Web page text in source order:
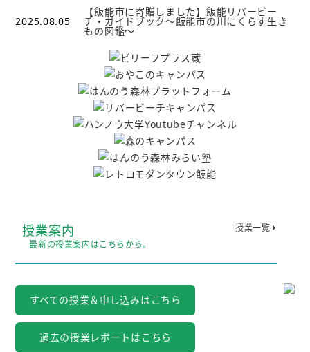
2025.08.05
【飯能市に寄贈しました】飯能リバービー
チ・ガイドブック～飯能市の川にくらす生き
もの図鑑～
授業案内
最新の授業案内はこちらから。
授業一覧
すべての授業＆申し込みはこちら
過去の授業レポートはこちら